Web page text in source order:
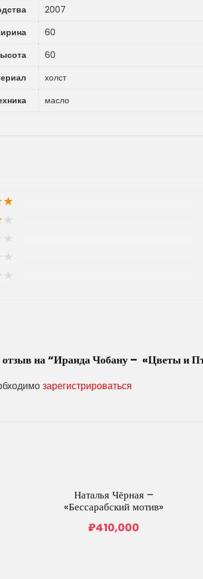
2007
60
60
холст
масло
★
★
★
★
★
отзыв на “Ираида Чобану – «Цветы и
зарегистрироваться
Наталья Чёрная –
«Бессарабский мотив»
₽410,000